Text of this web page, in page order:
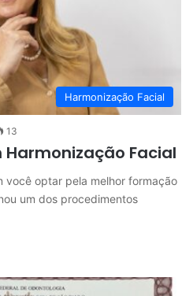
Harmonização Facial
13
Facial
você optar pela melhor formação
um dos procedimentos